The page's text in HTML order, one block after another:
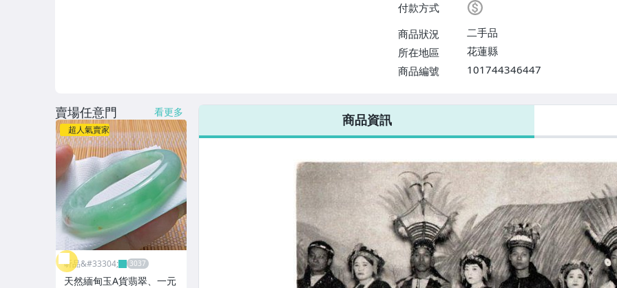
付款方式
商品狀況
二手品
所在地區
花蓮縣
商品編號
101744346447
商品資訊
賣場任意門 看更多
超人氣賣家
昕品&#33304;
天然緬甸玉A貨翡翠、一元